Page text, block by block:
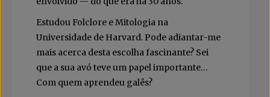
Estudou Folclore e Mitologia na
Universidade de Harvard. Pode adiantar-me
mais acerca desta escolha fascinante? Sei
que a sua avó teve um papel importante…
Com quem aprendeu galês?